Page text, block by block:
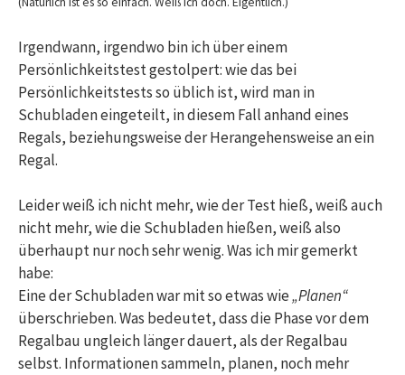
Irgendwann, irgendwo bin ich über einem
Persönlichkeitstest gestolpert: wie das bei
Persönlichkeitstests so üblich ist, wird man in
Schubladen eingeteilt, in diesem Fall anhand eines
Regals, beziehungsweise der Herangehensweise an ein
Regal.
Leider weiß ich nicht mehr, wie der Test hieß, weiß auch
nicht mehr, wie die Schubladen hießen, weiß also
überhaupt nur noch sehr wenig. Was ich mir gemerkt
habe:
Eine der Schubladen war mit so etwas wie„Planen“
überschrieben. Was bedeutet, dass die Phase vor dem
Regalbau ungleich länger dauert, als der Regalbau
selbst. Informationen sammeln, planen, noch mehr